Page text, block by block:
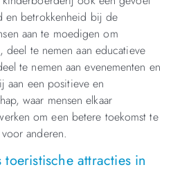
en betrokkenheid bij de
aan te moedigen om
te nemen aan educatieve
te nemen aan evenementen en
aan een positieve en
waar mensen elkaar
om een betere toekomst te
anderen.
attracties in